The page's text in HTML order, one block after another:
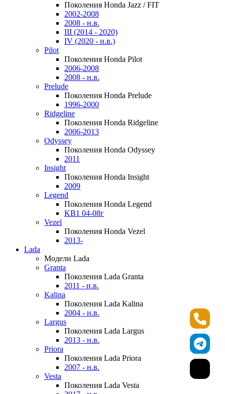
Поколения Honda Jazz / FIT
2002-2008
2008 - н.в.
III (2014 - 2020)
IV (2020 - н.в.)
Pilot
Поколения Honda Pilot
2006-2008
2008 - н.в.
Prelude
Поколения Honda Prelude
1996-2000
Ridgeline
Поколения Honda Ridgeline
2006-2013
Odyssey
Поколения Honda Odyssey
2011
Insight
Поколения Honda Insight
2009
Legend
Поколения Honda Legend
KB1 04-08г
Vezel
Поколения Honda Vezel
2013-
Lada
Модели Lada
Granta
Поколения Lada Granta
2011 - н.в.
Kalina
Поколения Lada Kalina
2004 - н.в.
Largus
Поколения Lada Largus
2013 - н.в.
Priora
Поколения Lada Priora
2007 - н.в.
Vesta
Поколения Lada Vesta